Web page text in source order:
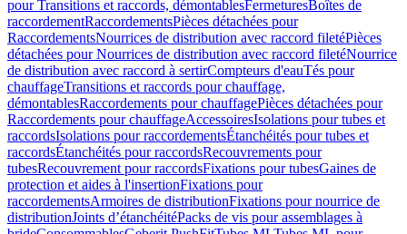
pour Transitions et raccords, démontablesFermeturesBoîtes de
raccordementRaccordementsPièces détachées pour
RaccordementsNourrices de distribution avec raccord filetéPièces
détachées pour Nourrices de distribution avec raccord filetéNourrice
de distribution avec raccord à sertirCompteurs d'eauTés pour
chauffageTransitions et raccords pour chauffage,
démontablesRaccordements pour chauffagePièces détachées pour
Raccordements pour chauffageAccessoiresIsolations pour tubes et
raccordsIsolations pour raccordementsÉtanchéités pour tubes et
raccordsÉtanchéités pour raccordsRecouvrements pour
tubesRecouvrement pour raccordsFixations pour tubesGaines de
protection et aides à l'insertionFixations pour
raccordementsArmoires de distributionFixations pour nourrice de
distributionJoints d’étanchéitéPacks de vis pour assemblages à